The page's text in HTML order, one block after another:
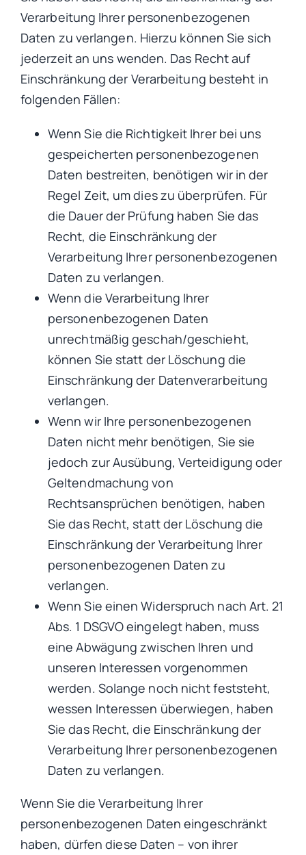
Verarbeitung Ihrer personenbezogenen
Daten zu verlangen. Hierzu können Sie sich
jederzeit an uns wenden. Das Recht auf
Einschränkung der Verarbeitung besteht in
folgenden Fällen:
Wenn Sie die Richtigkeit Ihrer bei uns
gespeicherten personenbezogenen
Daten bestreiten, benötigen wir in der
Regel Zeit, um dies zu überprüfen. Für
die Dauer der Prüfung haben Sie das
Recht, die Einschränkung der
Verarbeitung Ihrer personenbezogenen
Daten zu verlangen.
Wenn die Verarbeitung Ihrer
personenbezogenen Daten
unrechtmäßig geschah/geschieht,
können Sie statt der Löschung die
Einschränkung der Datenverarbeitung
verlangen.
Wenn wir Ihre personenbezogenen
Daten nicht mehr benötigen, Sie sie
jedoch zur Ausübung, Verteidigung oder
Geltendmachung von
Rechtsansprüchen benötigen, haben
Sie das Recht, statt der Löschung die
Einschränkung der Verarbeitung Ihrer
personenbezogenen Daten zu
verlangen.
Wenn Sie einen Widerspruch nach Art. 21
Abs. 1 DSGVO eingelegt haben, muss
eine Abwägung zwischen Ihren und
unseren Interessen vorgenommen
werden. Solange noch nicht feststeht,
wessen Interessen überwiegen, haben
Sie das Recht, die Einschränkung der
Verarbeitung Ihrer personenbezogenen
Daten zu verlangen.
Wenn Sie die Verarbeitung Ihrer
personenbezogenen Daten eingeschränkt
haben, dürfen diese Daten – von ihrer